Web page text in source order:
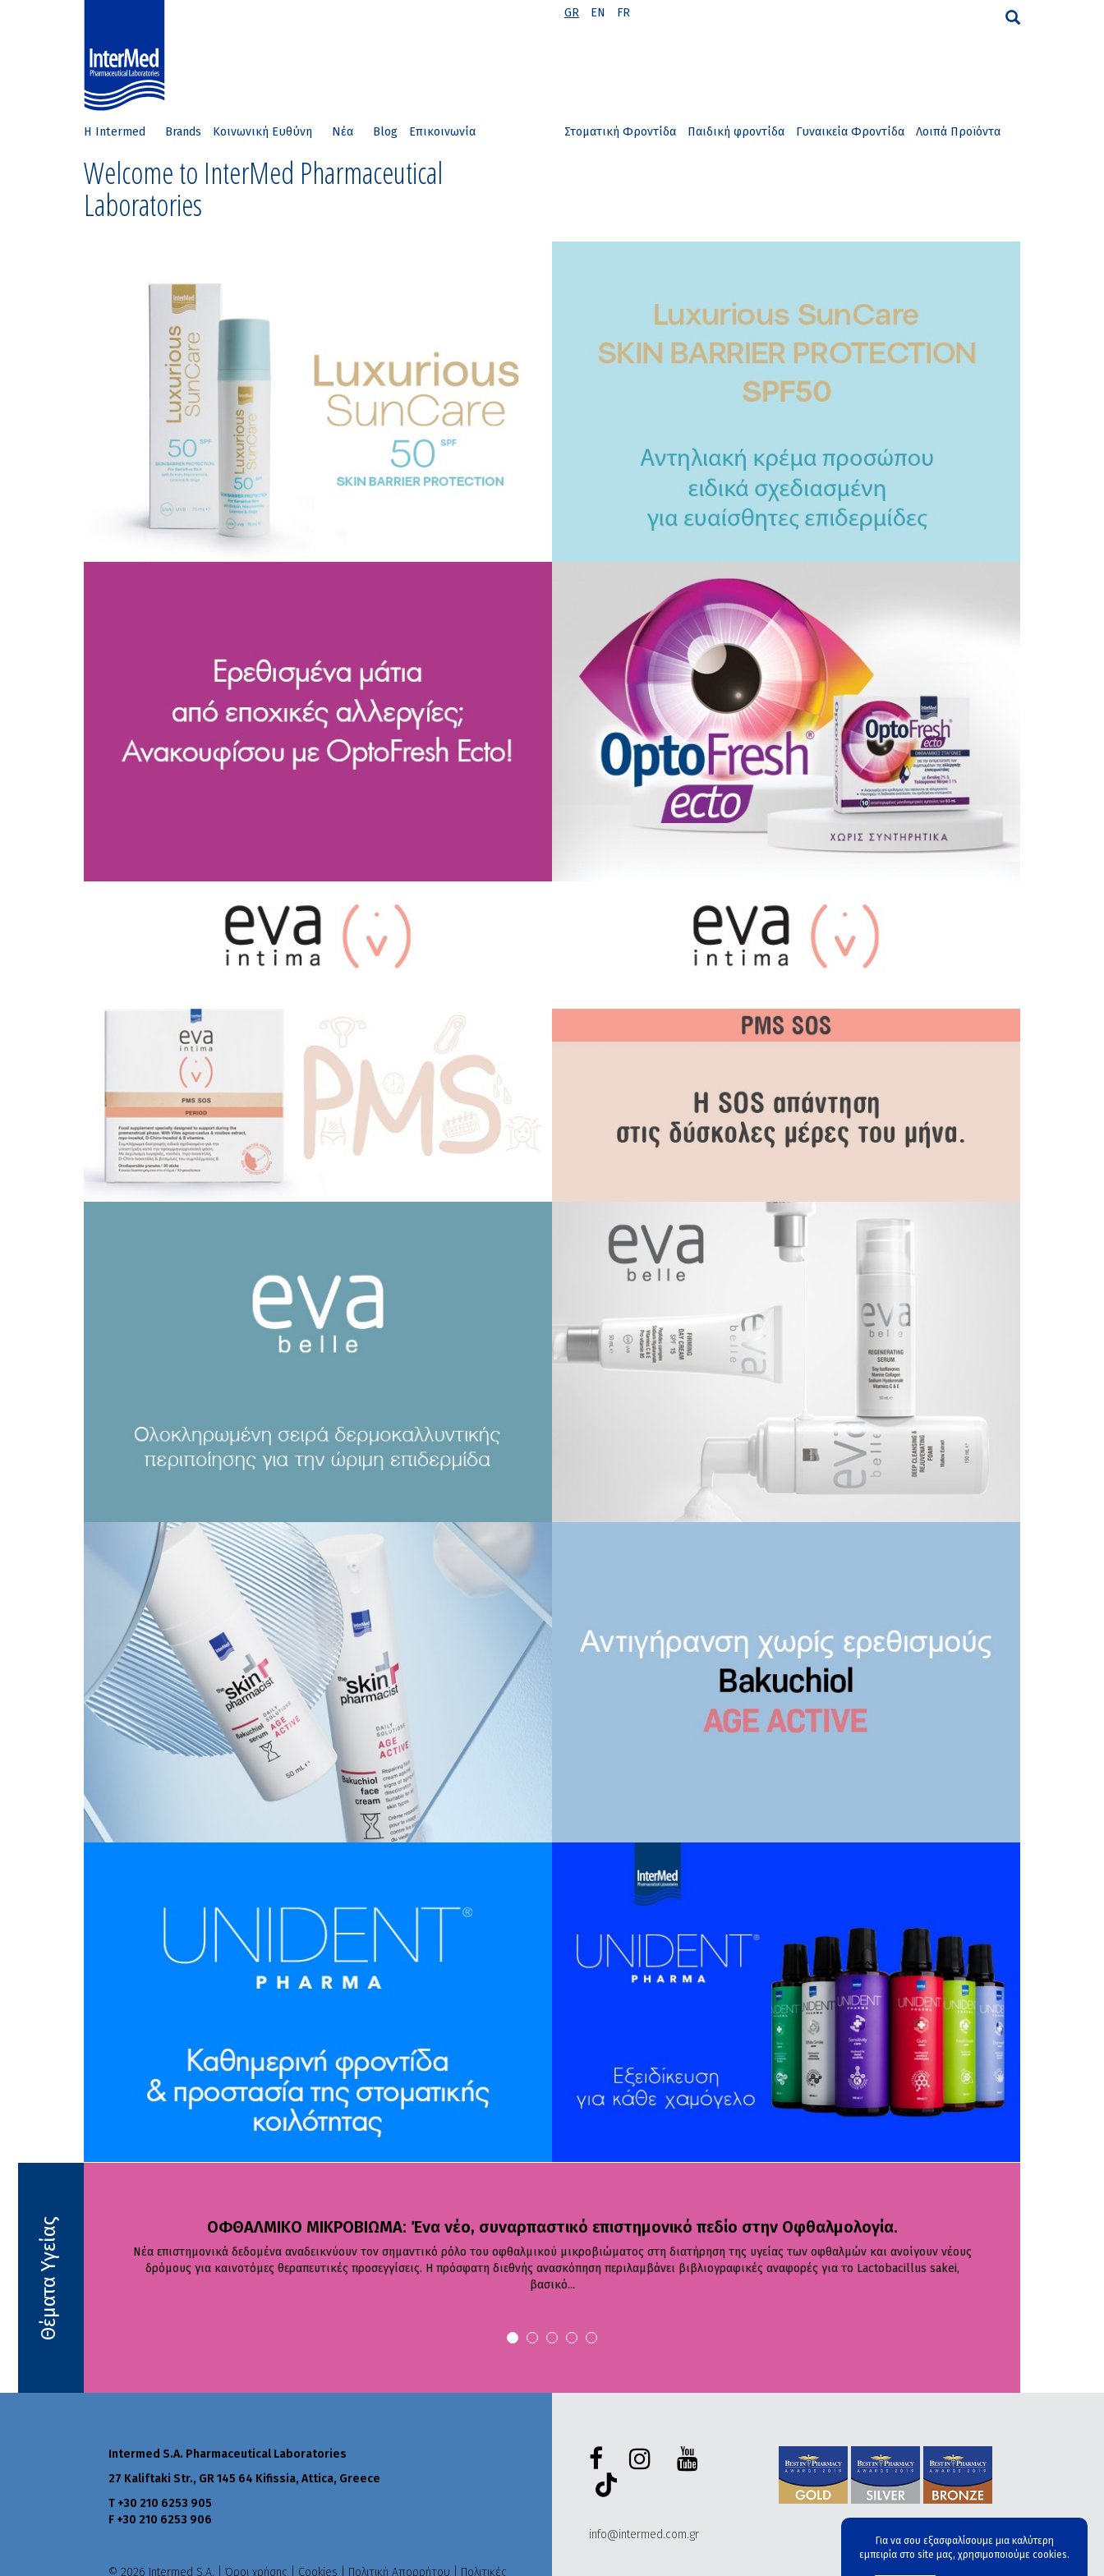
GR EN FR
Η Intermed Brands Κοινωνική Ευθύνη Νέα Blog Επικοινωνία
Welcome to InterMed Pharmaceutical
Laboratories
Στοματική Φροντίδα Παιδική φροντίδα Γυναικεία Φροντίδα Λοιπά Προϊόντα
Για να σου εξασφαλίσουμε μια καλύτερη
εμπειρία στο site μας, χρησιμοποιούμε cookies.
Θέματα Υγείας
καθώς γύρω τους
επιστημονικά
ΟΦΘΑΛΜΙΚΟ ΜΙΚΡΟΒΙΩΜΑ: Ένα νέο, συναρπαστικό επιστημονικό πεδίο στην Οφθαλμολογία.
Νέα επιστημονικά δεδομένα αναδεικνύουν τον σημαντικό ρόλο του οφθαλμικού μικροβιώματος στη διατήρηση της υγείας των οφθαλμών και ανοίγουν νέους
δρόμους για καινοτόμες θεραπευτικές προσεγγίσεις. Η πρόσφατη διεθνής ανασκόπηση περιλαμβάνει βιβλιογραφικές αναφορές για το Lactobacillus sakei,
βασικό...
Intermed S.A. Pharmaceutical Laboratories
27 Kaliftaki Str., GR 145 64 Κifissia, Attica, Greece
Τ +30 210 6253 905
F +30 210 6253 906
© 2026 Intermed S.A. | Όροι χρήσης Cookies Πολιτική Απορρήτου Πολιτικές
info@intermed.com.gr